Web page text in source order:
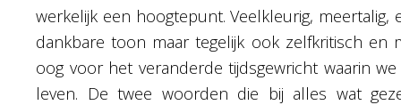
werkelijk een hoogtepunt. Veelkleurig, meertalig,
dankbare toon maar tegelijk ook zelfkritisch en
oog voor het veranderde tijdsgewricht waarin
leven. De twee woorden die bij alles wat